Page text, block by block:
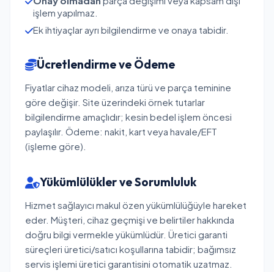
işlem yapılmaz.
Ek ihtiyaçlar ayrı bilgilendirme ve onaya tabidir.
Ücretlendirme ve Ödeme
Fiyatlar cihaz modeli, arıza türü ve parça teminine
göre değişir. Site üzerindeki örnek tutarlar
bilgilendirme amaçlıdır; kesin bedel işlem öncesi
paylaşılır. Ödeme: nakit, kart veya havale/EFT
(işleme göre).
Yükümlülükler ve Sorumluluk
Hizmet sağlayıcı makul özen yükümlülüğüyle hareket
eder. Müşteri, cihaz geçmişi ve belirtiler hakkında
doğru bilgi vermekle yükümlüdür. Üretici garanti
süreçleri üretici/satıcı koşullarına tabidir; bağımsız
servis işlemi üretici garantisini otomatik uzatmaz.